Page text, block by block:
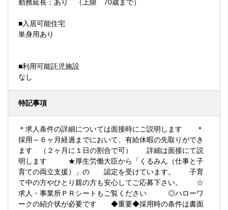
勤務延長：あり （上限 70歳まで）
■入居可能住宅
単身用あり
■利用可能託児施設
なし
特記事項
＊求人条件の詳細については面接時にご説明します ＊
採用～６ヶ月経過までにおいて、有給休暇の先取りができ
ます （２ヶ月に１日の割合で可） 詳細は面接にて説
明します ★厚生労働大臣から「くるみん（仕事と子
育ての両立支援）」の 認定を受けています。 子育
て中の方やひとり親の方も安心してご応募下さい。 ☆
求人・事業所ＰＲシートもご覧ください ◎ハローワ
ークの紹介状が必要です ◆重要◆採用時の条件は書面